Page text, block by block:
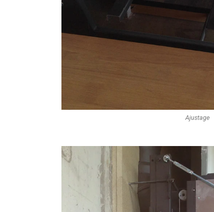
Ajustage